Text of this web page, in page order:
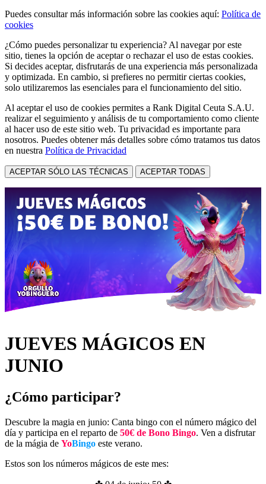
Puedes consultar más información sobre las cookies aquí: Política de
cookies
¿Cómo puedes personalizar tu experiencia? Al navegar por este
sitio, tienes la opción de aceptar o rechazar el uso de estas cookies.
Si decides aceptar, disfrutarás de una experiencia más personalizada
y optimizada. En cambio, si prefieres no permitir ciertas cookies,
solo utilizaremos las esenciales para el funcionamiento del sitio.
Al aceptar el uso de cookies permites a Rank Digital Ceuta S.A.U.
realizar el seguimiento y análisis de tu comportamiento como cliente
al hacer uso de este sitio web. Tu privacidad es importante para
nosotros. Puedes obtener más detalles sobre cómo tratamos tus datos
en nuestra Política de Privacidad
ACEPTAR SÓLO LAS TÉCNICAS ACEPTAR TODAS
JUEVES MÁGICOS EN
JUNIO
¿Cómo participar?
Descubre la magia en junio: Canta bingo con el número mágico del
día y participa en el reparto de 50€ de Bono Bingo. Ven a disfrutar
de la mágia de YoBingo este verano.
Estos son los números mágicos de este mes: